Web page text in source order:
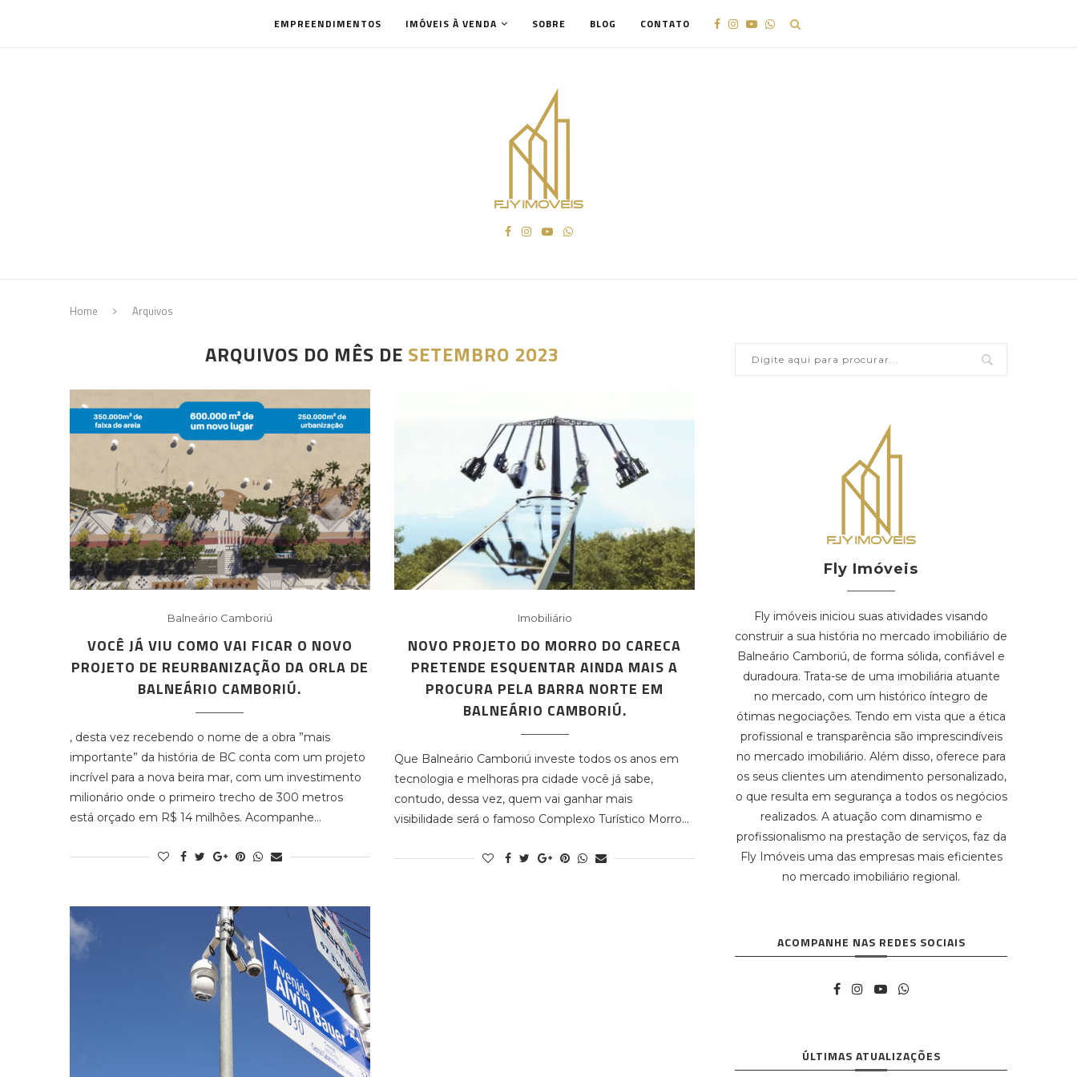
EMPREENDIMENTOS IMÓVEIS À VENDA SOBRE BLOG CONTATO
Home Arquivos
ARQUIVOS DO MÊS DE SETEMBRO 2023
Balneário Camboriú
VOCÊ JÁ VIU COMO VAI FICAR O NOVO
PROJETO DE REURBANIZAÇÃO DA ORLA DE
BALNEÁRIO CAMBORIÚ.
, desta vez recebendo o nome de a obra ”mais
importante” da história de BC conta com um projeto
incrível para a nova beira mar, com um investimento
milionário onde o primeiro trecho de 300 metros
está orçado em R$ 14 milhões. Acompanhe…
Imobiliário
NOVO PROJETO DO MORRO DO CARECA
PRETENDE ESQUENTAR AINDA MAIS A
PROCURA PELA BARRA NORTE EM
BALNEÁRIO CAMBORIÚ.
Que Balneário Camboriú investe todos os anos em
tecnologia e melhoras pra cidade você já sabe,
contudo, dessa vez, quem vai ganhar mais
visibilidade será o famoso Complexo Turístico Morro…
Fly Imóveis
Fly imóveis iniciou suas atividades visando
construir a sua história no mercado imobiliário de
Balneário Camboriú, de forma sólida, confiável e
duradoura. Trata-se de uma imobiliária atuante
no mercado, com um histórico íntegro de
ótimas negociações. Tendo em vista que a ética
profissional e transparência são imprescindíveis
no mercado imobiliário. Além disso, oferece para
os seus clientes um atendimento personalizado,
o que resulta em segurança a todos os negócios
realizados. A atuação com dinamismo e
profissionalismo na prestação de serviços, faz da
Fly Imóveis uma das empresas mais eficientes
no mercado imobiliário regional.
ACOMPANHE NAS REDES SOCIAIS
ÚLTIMAS ATUALIZAÇÕES